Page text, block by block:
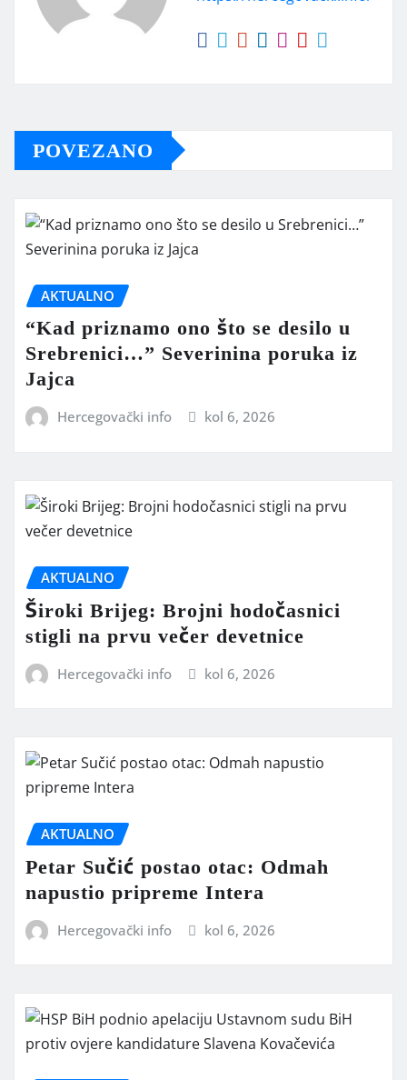
POVEZANO
AKTUALNO
“Kad priznamo ono što se desilo u
Srebrenici…” Severinina poruka iz
Jajca
Hercegovački info kol 6, 2026
AKTUALNO
Široki Brijeg: Brojni hodočasnici
stigli na prvu večer devetnice
Hercegovački info kol 6, 2026
AKTUALNO
Petar Sučić postao otac: Odmah
napustio pripreme Intera
Hercegovački info kol 6, 2026